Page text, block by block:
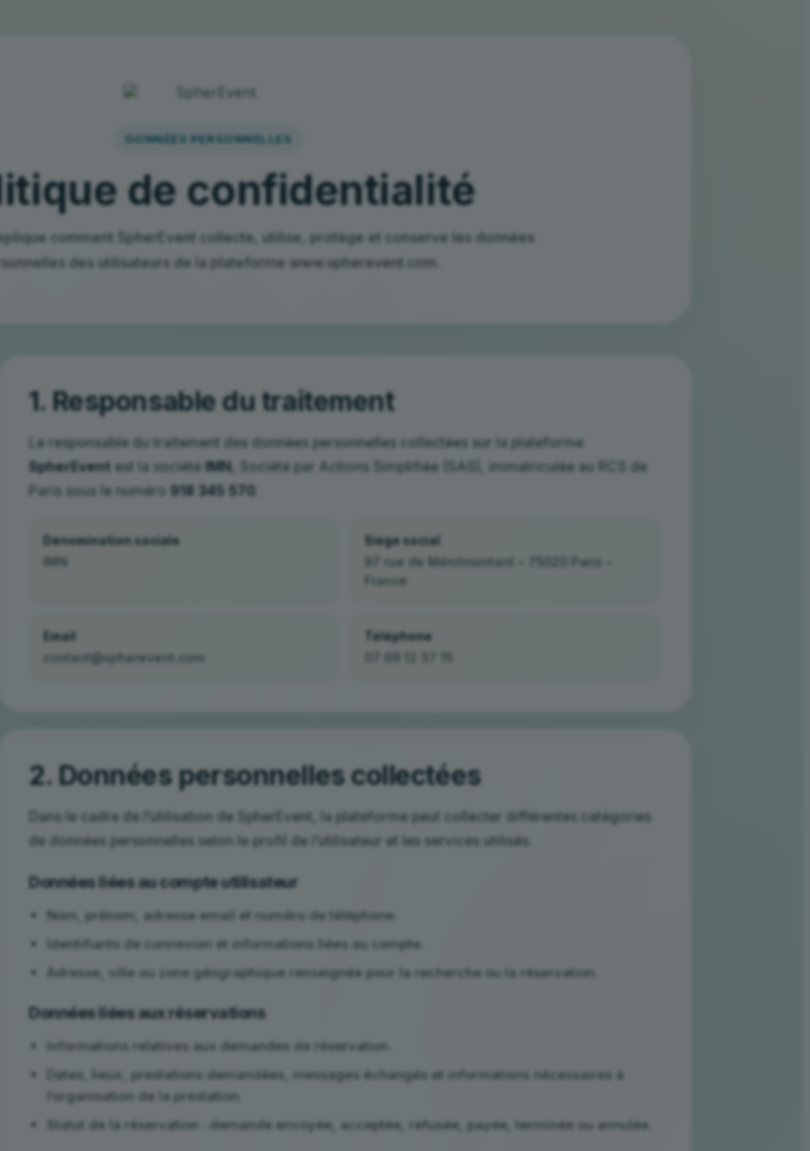
DONNÉES PERSONNELLES
de confidentialité
comment SpherEvent collecte, utilise, protège et conserve les données
des utilisateurs de la plateforme www.spherevent.com.
1. Responsable du traitement
Le responsable du traitement des données personnelles collectées sur la plateforme
SpherEvent est la société IMN , Société par Actions Simplifiée (SAS), immatriculée au RCS de
Paris sous le numéro 918 345 570
Dénomination sociale
IMN
Siège social
97 rue de Ménilmontant – 75020 Paris –
France
Email
contact@spherevent.com
Téléphone
2. Données personnelles collectées
Dans le cadre de l’utilisation de SpherEvent, la plateforme peut collecter différentes catégories
de données personnelles selon le profil de l’utilisateur et les services utilisés.
Données liées au compte utilisateur
Nom, prénom, adresse email et numéro de téléphone.
Identifiants de connexion et informations liées au compte.
Adresse, ville ou zone géographique renseignée pour la recherche ou la réservation.
Données liées aux réservations
Informations relatives aux demandes de réservation.
Dates, lieux, prestations demandées, messages échangés et informations nécessaires à
l’organisation de la prestation.
Statut de la réservation : demande envoyée, acceptée, refusée, payée, terminée ou annulée.